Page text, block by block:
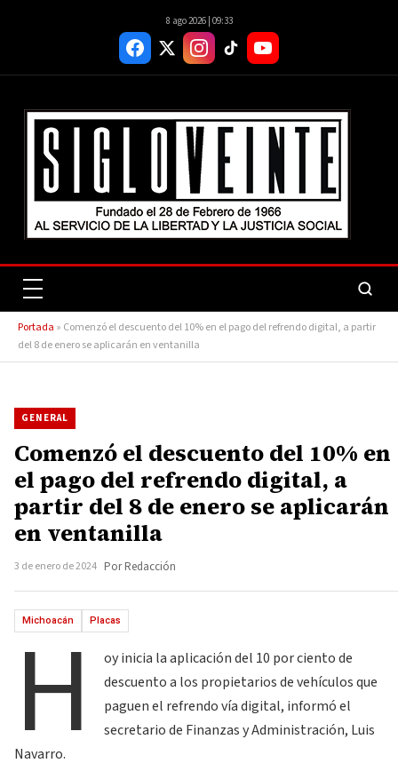
8 ago 2026 | 09:33
Portada » Comenzó el descuento del 10% en el pago del refrendo digital, a partir
del 8 de enero se aplicarán en ventanilla
GENERAL
Comenzó el descuento del 10% en
el pago del refrendo digital, a
partir del 8 de enero se aplicarán
en ventanilla
3 de enero de 2024 Por Redacción
Michoacán Placas
H
oy inicia la aplicación del 10 por ciento de
descuento a los propietarios de vehículos que
paguen el refrendo vía digital, informó el
secretario de Finanzas y Administración, Luis
Navarro.